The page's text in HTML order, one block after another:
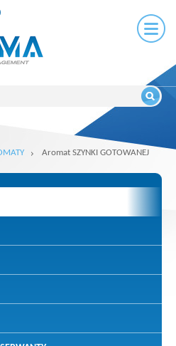
Aromat SZYNKI GOTOWANEJ